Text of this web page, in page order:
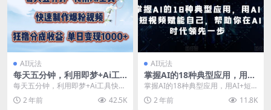
AI玩法
每天五分钟，利用即梦+Ai工
具快速制作萌宠爆粉视频，狂
撸视频号分成收益【揭秘】
每天五分钟，利用即梦+Ai工具快速
制作萌宠爆粉视频，狂撸视频号分
成收益【揭秘】 ...
2 年前 42.5K
AI玩法
掌握AI的18种典型应用，用AI
+短视频赋能自己，帮助你在A
I时代领先一步
掌握AI的18种典型应用，用AI+短
视频赋能自己，帮助你在AI时代领
先一步 课程...
2 年前 11.8K